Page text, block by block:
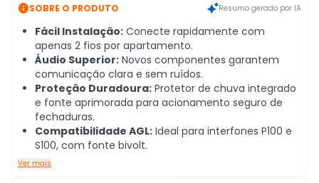
SOBRE O PRODUTO Resumo gerado por IA
Fácil Instalação: Conecte rapidamente com
apenas 2 fios por apartamento.
Áudio Superior: Novos componentes garantem
comunicação clara e sem ruídos.
Proteção Duradoura: Protetor de chuva integrado
e fonte aprimorada para acionamento seguro de
fechaduras.
Compatibilidade AGL: Ideal para interfones P100 e
S100, com fonte bivolt.
Ver mais